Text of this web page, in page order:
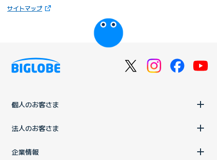
03-6631-4602
場合
受付時間
9:00～18:00
サイトマップ（新しいタブで開きます）
びっぷるのページ
個人のお客さま
法人のお客さま
企業情報